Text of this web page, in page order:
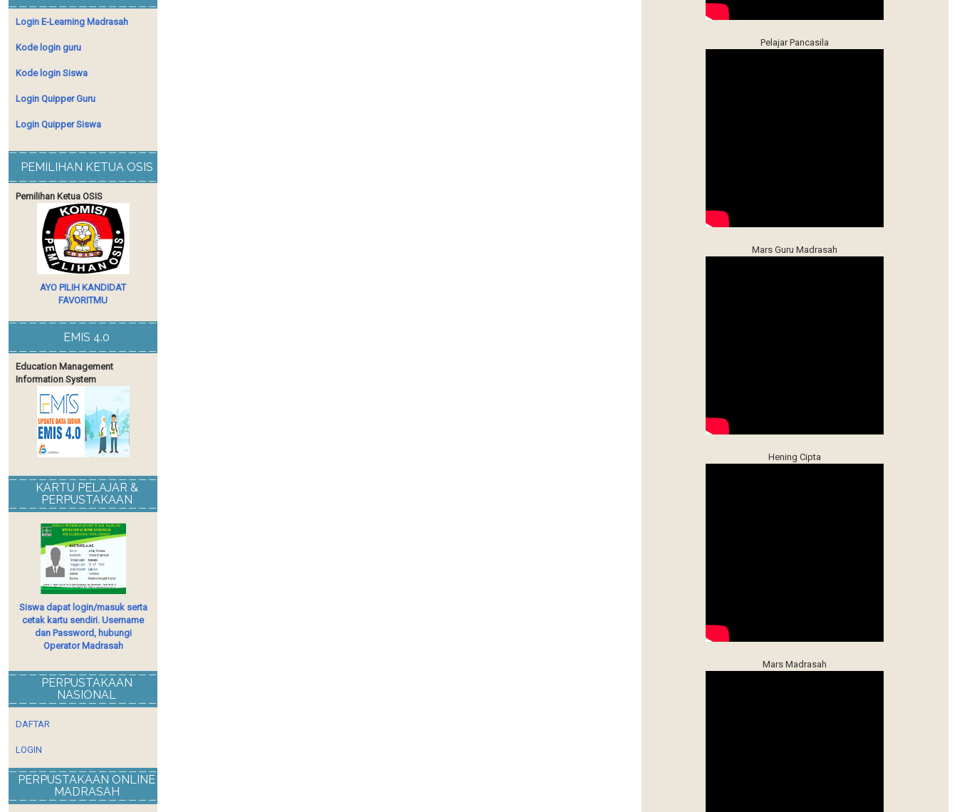
Login E-Learning Madrasah
Kode login guru
Kode login Siswa
Login Quipper Guru
Login Quipper Siswa
PEMILIHAN KETUA OSIS
Pemilihan Ketua OSIS
AYO PILIH KANDIDAT
FAVORITMU
EMIS 4.0
Education Management
Information System
KARTU PELAJAR &
PERPUSTAKAAN
Siswa dapat login/masuk serta
cetak kartu sendiri. Username
dan Password, hubungi
Operator Madrasah
PERPUSTAKAAN
NASIONAL
DAFTAR
LOGIN
PERPUSTAKAAN ONLINE
MADRASAH
Pelajar Pancasila
Mars Guru Madrasah
Hening Cipta
Mars Madrasah